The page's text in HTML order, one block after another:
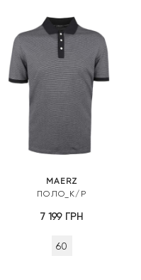
MAERZ
ПОЛО_К/Р
7 199 ГРН
60